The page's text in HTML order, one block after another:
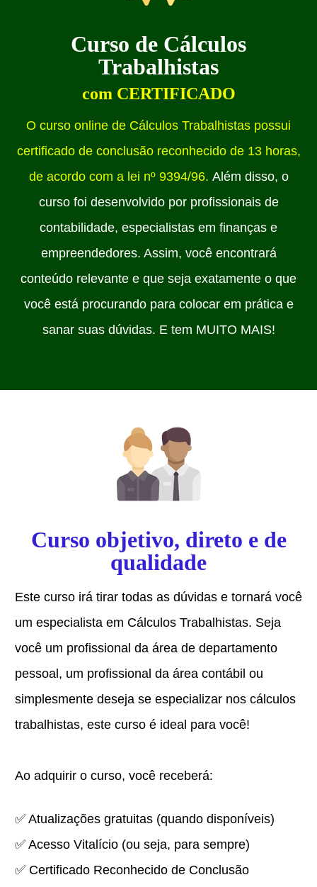
Curso de Cálculos
Trabalhistas
com CERTIFICADO
O curso online de Cálculos Trabalhistas possui
certificado de conclusão reconhecido de 13 horas,
de acordo com a lei nº 9394/96. Além disso, o
curso foi desenvolvido por profissionais de
contabilidade, especialistas em finanças e
empreendedores. Assim, você encontrará
conteúdo relevante e que seja exatamente o que
você está procurando para colocar em prática e
sanar suas dúvidas. E tem MUITO MAIS!
Curso objetivo, direto e de
qualidade
Este curso irá tirar todas as dúvidas e tornará você
um especialista em Cálculos Trabalhistas. Seja
você um profissional da área de departamento
pessoal, um profissional da área contábil ou
simplesmente deseja se especializar nos cálculos
trabalhistas, este curso é ideal para você!
Ao adquirir o curso, você receberá:
✅ Atualizações gratuitas (quando disponíveis)
✅ Acesso Vitalício (ou seja, para sempre)
✅ Certificado Reconhecido de Conclusão